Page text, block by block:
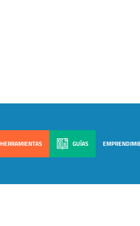
HERRAMIENTAS GUÍAS